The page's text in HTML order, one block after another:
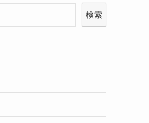
検索